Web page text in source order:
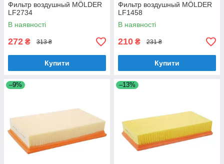
Фильтр воздушный MÖLDER
LF2734
В наявності
272 ₴ 313 ₴
Купити
Фильтр воздушный MÖLDER
LF1458
В наявності
210 ₴ 231 ₴
Купити
–9% –13%